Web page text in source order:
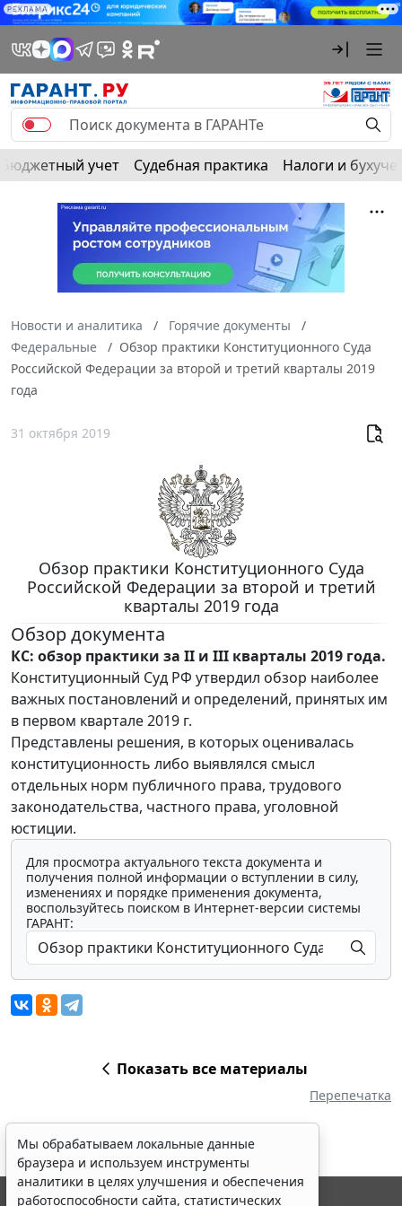
РЕКЛАМА
Бюджетный учет Судебная практика Налоги и
Новости и аналитика
Горячие документы
Федеральные
Обзор практики Конституционного Суда
Российской Федерации за второй и третий кварталы 2019
года
31 октября 2019
Обзор практики Конституционного Суда
Российской Федерации за второй и третий
кварталы 2019 года
Обзор документа
КС: обзор практики за II и III кварталы 2019 года.
Конституционный Суд РФ утвердил обзор наиболее
важных постановлений и определений, принятых им
в первом квартале 2019 г.
Представлены решения, в которых оценивалась
конституционность либо выявлялся смысл
отдельных норм публичного права, трудового
законодательства, частного права, уголовной
юстиции.
Для просмотра актуального текста документа и
получения полной информации о вступлении в силу,
изменениях и порядке применения документа,
воспользуйтесь поиском в Интернет-версии системы
ГАРАНТ:
Показать все материалы
Перепечатка
Мы обрабатываем локальные данные
браузера и используем инструменты
аналитики в целях улучшения и обеспечения
работоспособности сайта, статистических